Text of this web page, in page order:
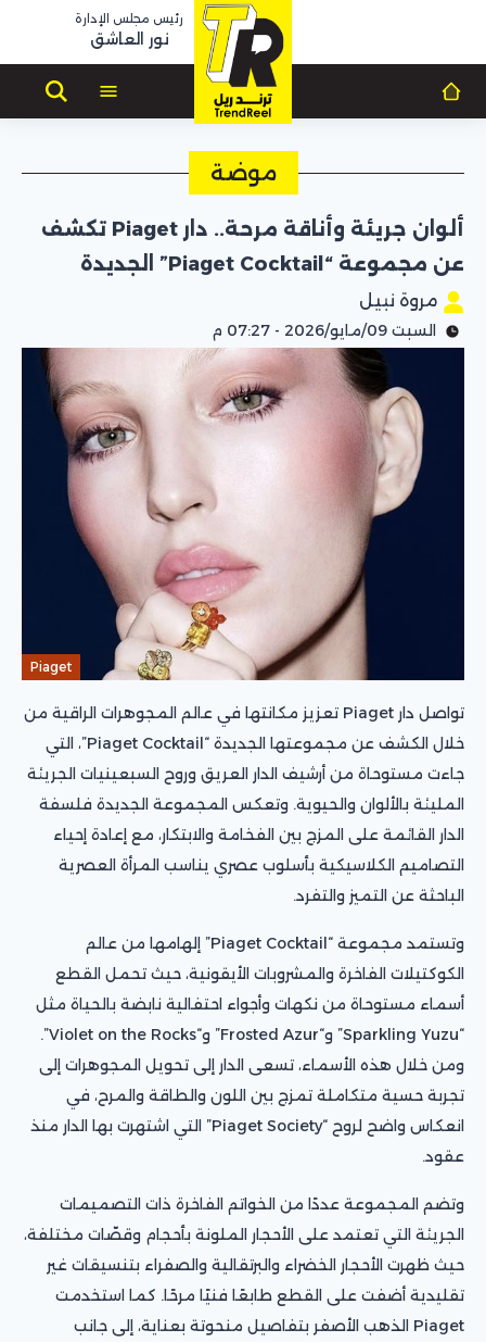
رئيس مجلس الإدارة
نور العاشق
موضة
ألوان جريئة وأناقة مرحة.. دار Piaget تكشف
عن مجموعة “Piaget Cocktail” الجديدة
مروة نبيل
السبت 09/مايو/2026 - 07:27 م
Piaget
تواصل دار Piaget تعزيز مكانتها في عالم المجوهرات الراقية من
خلال الكشف عن مجموعتها الجديدة “Piaget Cocktail”، التي
جاءت مستوحاة من أرشيف الدار العريق وروح السبعينيات الجريئة
المليئة بالألوان والحيوية. وتعكس المجموعة الجديدة فلسفة
الدار القائمة على المزج بين الفخامة والابتكار، مع إعادة إحياء
التصاميم الكلاسيكية بأسلوب عصري يناسب المرأة العصرية
الباحثة عن التميز والتفرد.
وتستمد مجموعة “Piaget Cocktail” إلهامها من عالم
الكوكتيلات الفاخرة والمشروبات الأيقونية، حيث تحمل القطع
أسماء مستوحاة من نكهات وأجواء احتفالية نابضة بالحياة مثل
“Sparkling Yuzu” و“Frosted Azur” و“Violet on the Rocks”.
ومن خلال هذه الأسماء، تسعى الدار إلى تحويل المجوهرات إلى
تجربة حسية متكاملة تمزج بين اللون والطاقة والمرح، في
انعكاس واضح لروح “Piaget Society” التي اشتهرت بها الدار منذ
عقود.
وتضم المجموعة عددًا من الخواتم الفاخرة ذات التصميمات
الجريئة التي تعتمد على الأحجار الملونة بأحجام وقصّات مختلفة،
حيث ظهرت الأحجار الخضراء والبرتقالية والصفراء بتنسيقات غير
تقليدية أضفت على القطع طابعًا فنيًا مرحًا. كما استخدمت
Piaget الذهب الأصفر بتفاصيل منحوتة بعناية، إلى جانب